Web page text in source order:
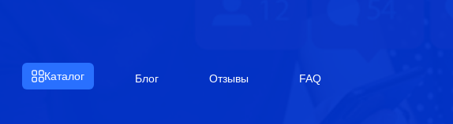
Каталог Блог Отзывы FAQ